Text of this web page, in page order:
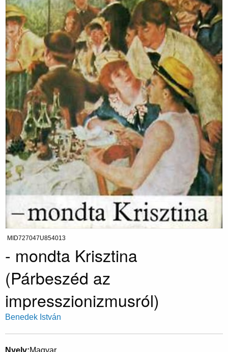
MID727047U854013
- mondta Krisztina
(Párbeszéd az
impresszionizmusról)
Benedek István